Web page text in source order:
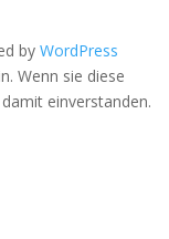
by WordPress
Wenn sie diese
einverstanden.